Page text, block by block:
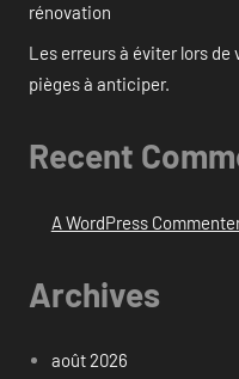
rénovation
Les erreurs à éviter lors
pièges à anticiper.
Recent
A WordPress
Archives
août 2026